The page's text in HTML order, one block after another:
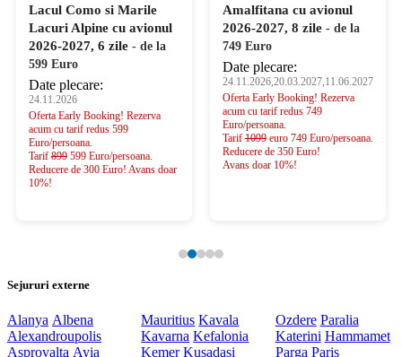
Lacul Como si Marile
Lacuri Alpine cu avionul
2026-2027, 6 zile - de la
599 Euro
Date plecare:
24.11.2026
Oferta Early Booking! Rezerva
acum cu tarif redus 599
Euro/persoana.
Tarif 899 599 Euro/persoana.
Reducere de 300 Euro! Avans doar
10%!
Amalfitana cu avionul
2026-2027, 8 zile - de la
749 Euro
Date plecare:
24.11.2026,20.03.2027,11.06.2027
Oferta Early Booking! Rezerva
acum cu tarif redus 749
Euro/persoana.
Tarif 1099 euro 749 Euro/persoana.
Reducere de 350 Euro!
Avans doar 10%!
Sejururi externe
Alanya Albena
Alexandroupolis
Asprovalta Ayia
Mauritius Kavala
Kavarna Kefalonia
KemerKusadasi
Ozdere Paralia
Katerini Hammamet
Parga Paris